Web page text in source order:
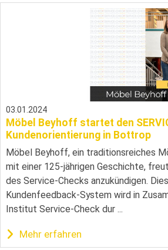
03.01.2024
Möbel Beyhoff startet den
Kundenorientierung in Bottrop
Möbel Beyhoff, ein traditionsreiches
mit einer 125-jährigen Geschichte,
des Service-Checks anzukündigen.
Kundenfeedback-System wird in
Institut Service-Check dur ...
Mehr erfahren